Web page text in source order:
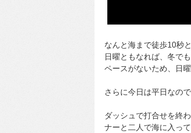
なんと海まで徒歩10秒
日曜ともなれば、冬で
ペースがないため、日
さらに今日は平日なの
ダッシュで打合せを終
ナーと二人で海に入って